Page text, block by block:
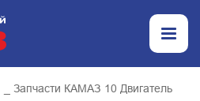
_ Запчасти КАМАЗ 10 Двигатель